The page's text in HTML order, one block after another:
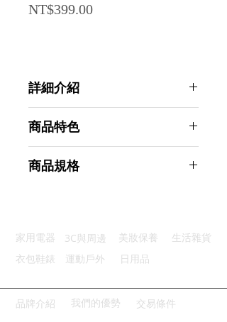
NT$399.00Price
詳細介紹
商品特色
能耐高溫：具有良好的耐熱度效果
商品規格
主要材質：PVC
商品尺寸：45*30*0.5cm
產地名稱：中國大陸
代理商：亞桓有限公司
家用電器 3C與周邊 美妝保養
生活雜貨
衣包鞋錶
運動戶外 日用品
品牌介紹 我們的優勢 交易條件